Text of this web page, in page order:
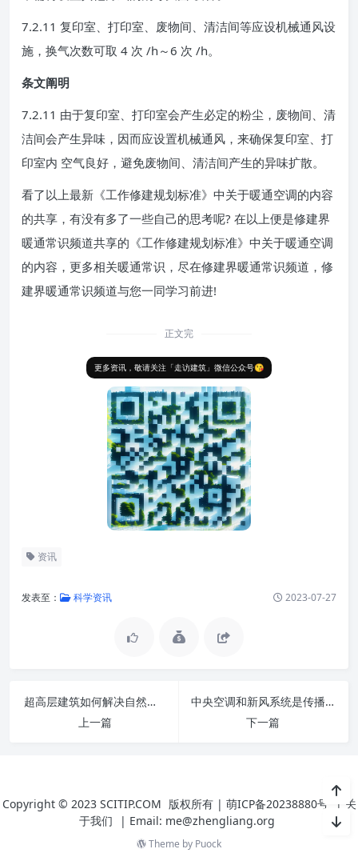
7.2.11 复印室、打印室、废物间、清洁间等应设机械通风设
施，换气次数可取 4 次 /h～6 次 /h。
条文阐明
7.2.11 由于复印室、打印室会产生必定的粉尘，废物间、清
洁间会产生异味，因而应设置机械通风，来确保复印室、打
印室内 空气良好，避免废物间、清洁间产生的异味扩散。
看了以上最新《工作修建规划标准》中关于暖通空调的内容
的共享，有没有多了一些自己的思考呢? 在以上便是修建界
暖通常识频道共享的《工作修建规划标准》中关于暖通空调
的内容，更多相关暖通常识，尽在修建界暖通常识频道，修
建界暖通常识频道与您一同学习前进!
正文完
更多资讯，敬请关注「走访建筑」微信公众号😘
资讯
发表至： 科学资讯 2023-07-27
超高层建筑如何解决自然通风案例 – 上海北外滩来福士
上一篇
中央空调和新风系统是传播病毒还是消灭病毒？
下一篇
Copyright © 2023 SCITIP.COM 版权所有 | 萌ICP备20238880号 | 关
于我们
| Email: me@zhengliang.org
Theme by Puock